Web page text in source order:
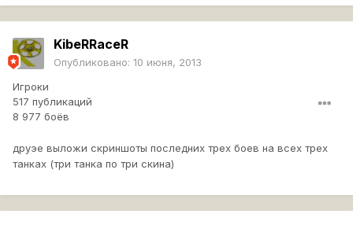
KibeRRaceR
Опубликовано: 10 июня, 2013
Игроки
517 публикаций
8 977 боёв
друэе выложи скриншоты последних трех боев на всех трех
танках (три танка по три скина)